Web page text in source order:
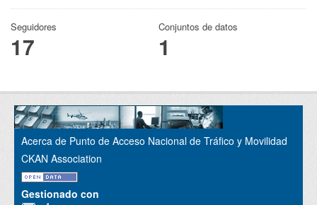
Seguidores
17
Conjuntos de datos
1
Acerca de Punto de Acceso Nacional de Tráfico y Movilidad
CKAN Association
Gestionado con